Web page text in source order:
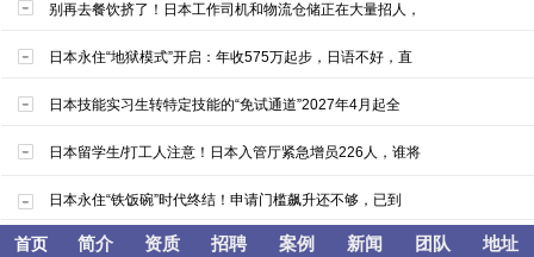
别再去餐饮挤了！日本工作司机和物流仓储正在大量招人，
日本永住“地狱模式”开启：年收575万起步，日语不好，直
日本技能实习生转特定技能的“免试通道”2027年4月起全
日本留学生/打工人注意！日本入管厅紧急增员226人，谁将
日本永住“铁饭碗”时代终结！申请门槛飙升还不够，已到
首页 简介 资质 招聘 案例 新闻 团队 地址